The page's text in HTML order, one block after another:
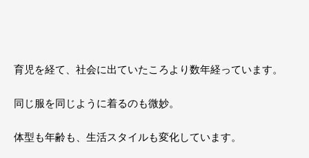
育児を経て、社会に出ていたころより数年経っています。
同じ服を同じように着るのも微妙。
体型も年齢も、生活スタイルも変化しています。